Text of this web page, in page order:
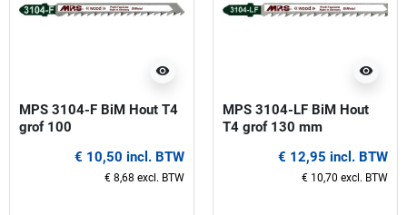
visibility
MPS 3104-F BiM Hout T4
grof 100
€ 10,50 incl. BTW
€ 8,68 excl. BTW
visibility
MPS 3104-LF BiM Hout
T4 grof 130 mm
€ 12,95 incl. BTW
€ 10,70 excl. BTW